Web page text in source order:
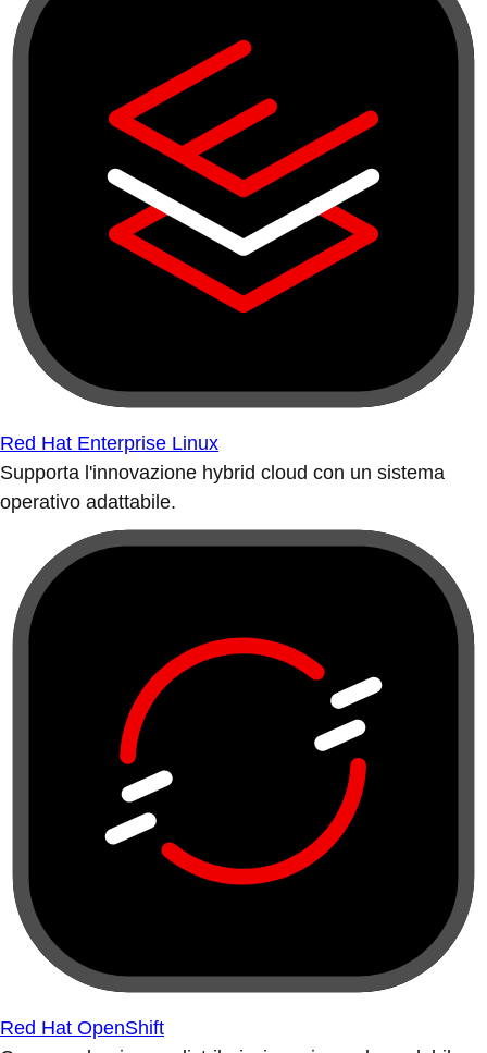
Red Hat Enterprise Linux
Supporta l'innovazione hybrid cloud con un sistema
operativo adattabile.
Red Hat OpenShift